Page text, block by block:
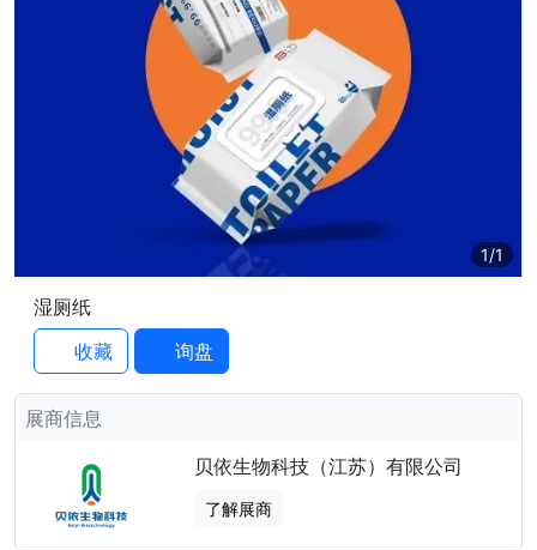
1/1
湿厕纸
收藏
询盘
展商信息
贝依生物科技（江苏）有限公司
了解展商